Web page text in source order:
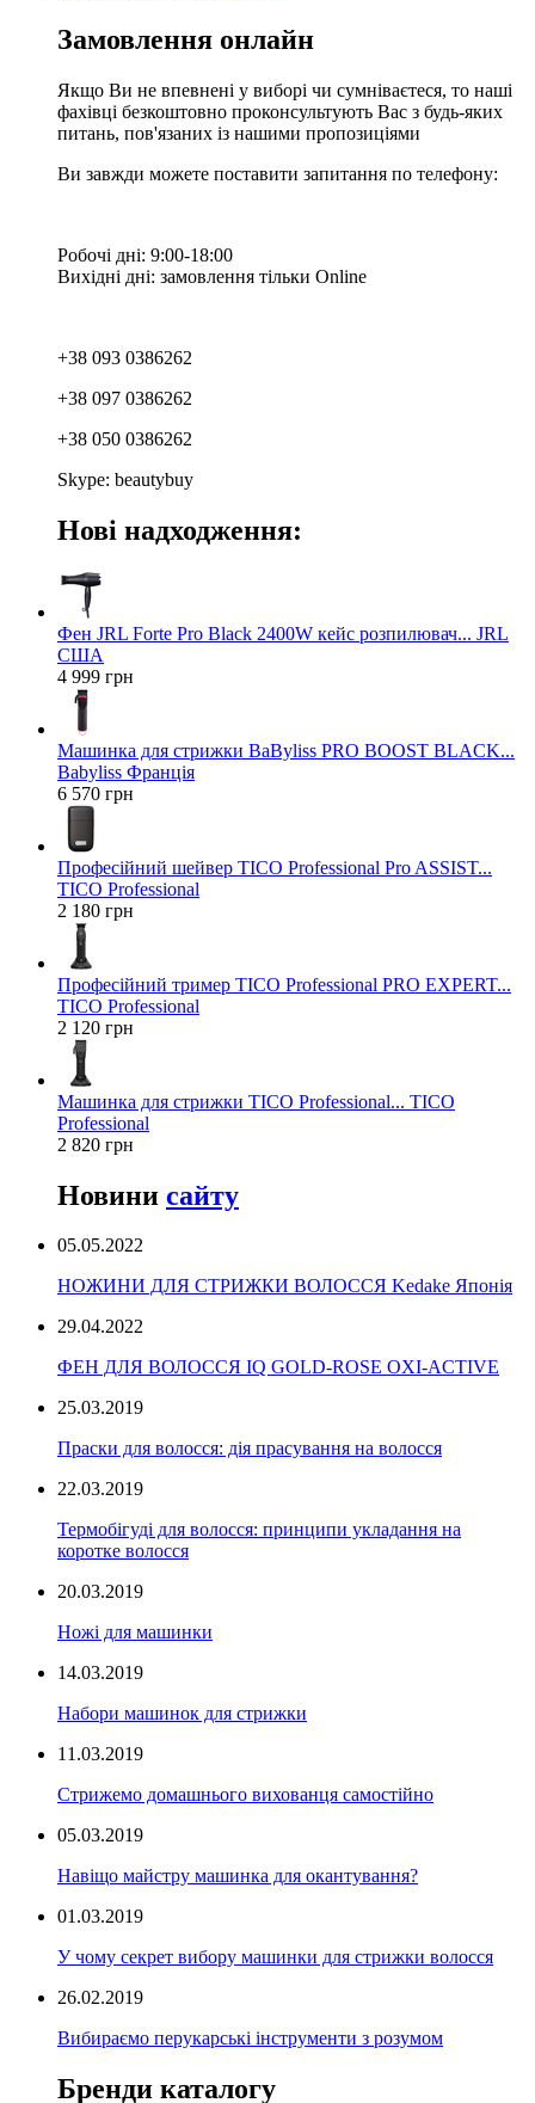
Замовлення онлайн
Якщо Ви не впевнені у виборі чи сумніваєтеся, то наші
фахівці безкоштовно проконсультують Вас з будь-яких
питань, пов'язаних із нашими пропозиціями
Ви завжди можете поставити запитання по телефону:
Робочі дні: 9:00-18:00
Вихідні дні: замовлення тільки Online
+38 093 0386262
+38 097 0386262
+38 050 0386262
Skype: beautybuy
Нові надходження:
Фен JRL Forte Pro Black 2400W кейс розпилювач... JRL
США
4 999 грн
Машинка для стрижки BaByliss PRO BOOST BLACK...
Babyliss Франція
6 570 грн
Професійний шейвер TICO Professional Pro ASSIST...
TICO Professional
2 180 грн
Професійний тример TICO Professional PRO EXPERT...
TICO Professional
2 120 грн
Машинка для стрижки TICO Professional... TICO
Professional
2 820 грн
Новини сайту
05.05.2022
НОЖИНИ ДЛЯ СТРИЖКИ ВОЛОССЯ Kedake Японія
29.04.2022
ФЕН ДЛЯ ВОЛОССЯ IQ GOLD-ROSE OXI-ACTIVE
25.03.2019
Праски для волосся: дія прасування на волосся
22.03.2019
Термобігуді для волосся: принципи укладання на
коротке волосся
20.03.2019
Ножі для машинки
14.03.2019
Набори машинок для стрижки
11.03.2019
Стрижемо домашнього вихованця самостійно
05.03.2019
Навіщо майстру машинка для окантування?
01.03.2019
У чому секрет вибору машинки для стрижки волосся
26.02.2019
Вибираємо перукарські інструменти з розумом
Бренди каталогу